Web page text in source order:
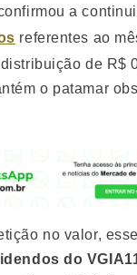
a
referentes ao
de R$
o patamar
no valor,
do